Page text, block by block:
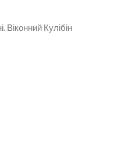
Віконний Кулібін